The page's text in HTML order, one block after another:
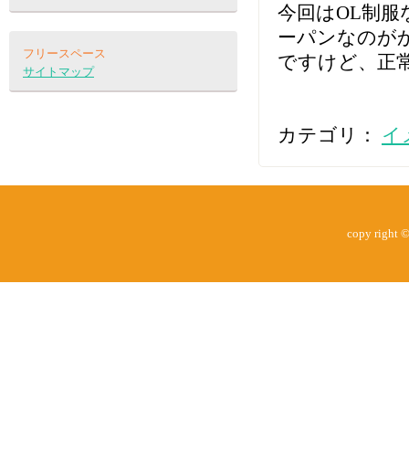
フリースペース
サイトマップ
今回はOL制服
ーパンなのが
ですけど、正
カテゴリ： イ
copy right